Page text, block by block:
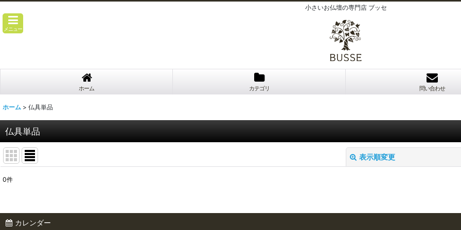
小さいお仏壇の専門店 ブッセ
メニュー
ホーム カテゴリ 問い合わせ
ホーム > 仏具単品
仏具単品
表示順変更
並び順:
0件
カレンダー